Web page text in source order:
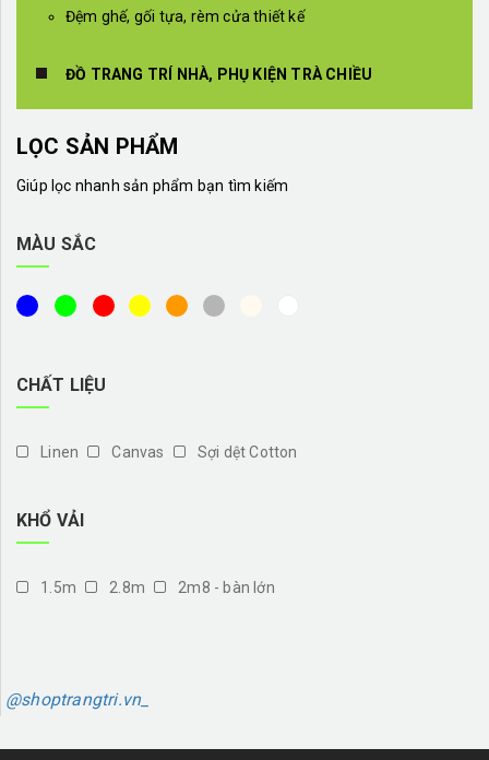
Đệm ghế, gối tựa, rèm cửa thiết kế
ĐỒ TRANG TRÍ NHÀ, PHỤ KIỆN TRÀ CHIỀU
LỌC SẢN PHẨM
Giúp lọc nhanh sản phẩm bạn tìm kiếm
MÀU SẮC
CHẤT LIỆU
Linen Canvas Sợi dệt Cotton
KHỔ VẢI
1.5m 2.8m 2m8 - bàn lớn
@shoptrangtri.vn_